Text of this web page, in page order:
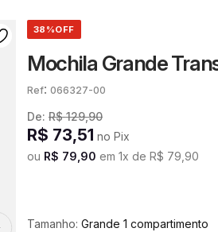
38%OFF
Mochila Grande
: 066327-00
De: R$ 129,90
R$ 73,51 no Pix
ou R$ 79 90 em 1x de R$ 79 90
Tamanho: Grande 1 compartimento